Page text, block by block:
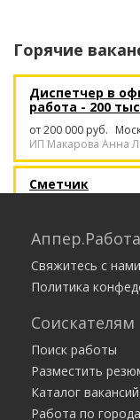
Горячие
Диспетчер в
работа - 200
от 200 000 руб.
ИП Макарова Анна
Сметчик
Курьер. Работа
подработка,
35 000 — 175 584 руб.
Клинер
Москва
Клининг-сервис
Аппер.Работа
Свяжитесь с нами
Политика
Соискателям
Поиск работы
Разместить
Каталог вакансий
Работа по